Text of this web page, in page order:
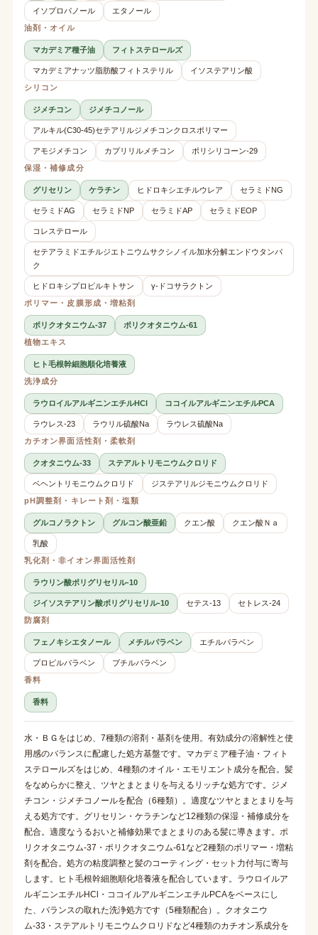
イソプロパノール
エタノール
油剤・オイル
マカデミア種子油 フィトステロールズ
マカデミアナッツ脂肪酸フィトステリル
イソステアリン酸
シリコン
ジメチコン ジメチコノール
アルキル(C30-45)セテアリルジメチコンクロスポリマー
アモジメチコン カプリリルメチコン
ポリシリコーン-29
保湿・補修成分
グリセリン ケラチン ヒドロキシエチルウレア セラミドNG
セラミドAG セラミドNP セラミドAP セラミドEOP
コレステロール
セテアラミドエチルジエトニウムサクシノイル加水分解エンドウタンパ
ク
ヒドロキシプロピルキトサン
γ-ドコサラクトン
ポリマー・皮膜形成・増粘剤
ポリクオタニウム-37
ポリクオタニウム-61
植物エキス
ヒト毛根幹細胞順化培養液
洗浄成分
ラウロイルアルギニンエチルHCl ココイルアルギニンエチルPCA
ラウレス-23 ラウリル硫酸Na
ラウレス硫酸Na
カチオン界面活性剤・柔軟剤
クオタニウム-33 ステアルトリモニウムクロリド
ベヘントリモニウムクロリド
ジステアリルジモニウムクロリド
pH調整剤・キレート剤・塩類
グルコノラクトン グルコン酸亜鉛 クエン酸 クエン酸Ｎａ
乳酸
乳化剤・非イオン界面活性剤
ラウリン酸ポリグリセリル-10
ジイソステアリン酸ポリグリセリル-10 セテス-13
セトレス-24
防腐剤
フェノキシエタノール メチルパラベン エチルパラベン
プロピルパラベン
ブチルパラベン
香料
香料
水・ＢＧをはじめ、7種類の溶剤・基剤を使用。有効成分の溶解性と使
用感のバランスに配慮した処方基盤です。マカデミア種子油・フィト
ステロールズをはじめ、4種類のオイル・エモリエント成分を配合。髪
をなめらかに整え、ツヤとまとまりを与えるリッチな処方です。ジメ
チコン・ジメチコノールを配合（6種類）。適度なツヤとまとまりを与
える処方です。グリセリン・ケラチンなど12種類の保湿・補修成分を
配合。適度なうるおいと補修効果でまとまりのある髪に導きます。ポ
リクオタニウム-37・ポリクオタニウム-61など2種類のポリマー・増粘
剤を配合。処方の粘度調整と髪のコーティング・セット力付与に寄与
します。ヒト毛根幹細胞順化培養液を配合しています。ラウロイルア
ルギニンエチルHCl・ココイルアルギニンエチルPCAをベースにし
た、バランスの取れた洗浄処方です（5種類配合）。クオタニウ
ム-33・ステアルトリモニウムクロリドなど4種類のカチオン系成分を